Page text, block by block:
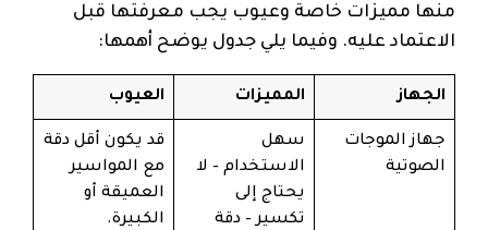
منها مميزات خاصة وعيوب يجب معرفتها قبل
الاعتماد عليه. وفيما يلي جدول يوضح أهمها:
الجهاز المميزات العيوب
جهاز الموجات
الصوتية
سهل
الاستخدام – لا
يحتاج إلى
تكسير – دقة
قد يكون أقل دقة
مع المواسير
العميقة أو
الكبيرة.